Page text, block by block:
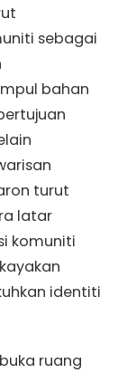
sebagai
bahan
turut
latar
komuniti
identiti
ruang